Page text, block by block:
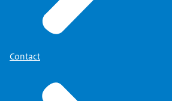
Contact